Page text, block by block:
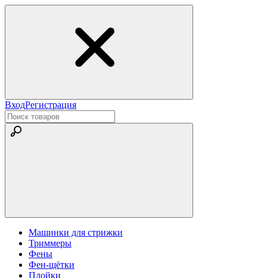
ВходРегистрация
Машинки для стрижки
Триммеры
Фены
Фен-щётки
Плойки